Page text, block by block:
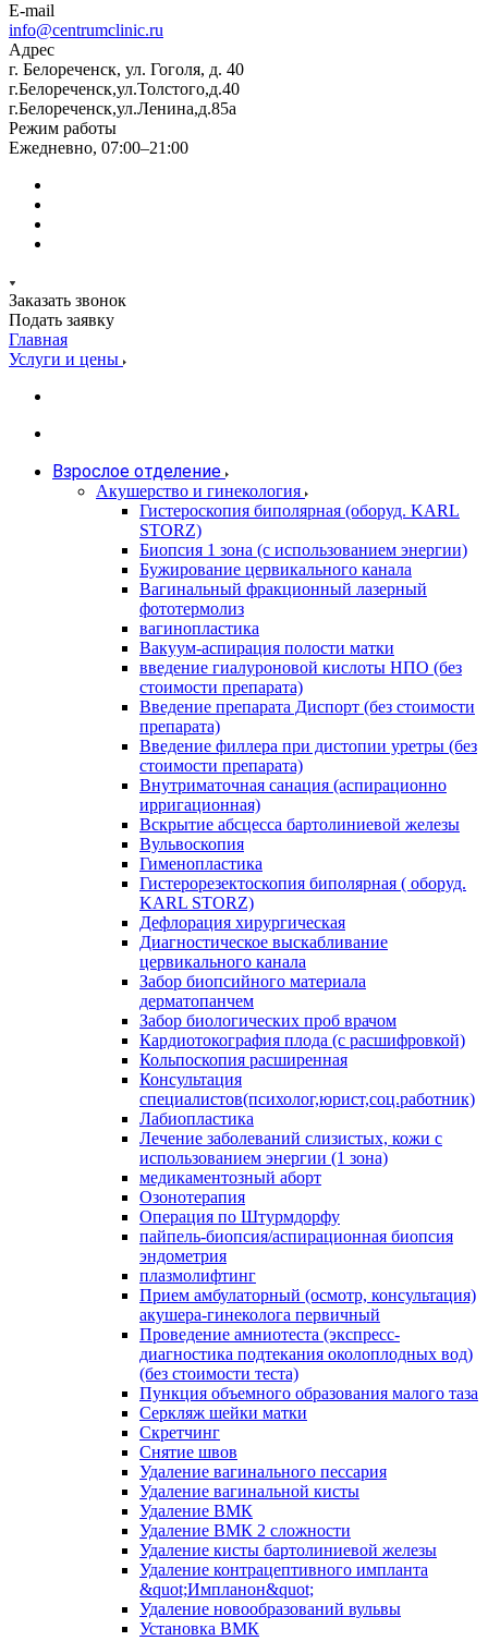
E-mail
info@centrumclinic.ru
Адрес
г. Белореченск, ул. Гоголя, д. 40
г.Белореченск,ул.Толстого,д.40
г.Белореченск,ул.Ленина,д.85а
Режим работы
Ежедневно, 07:00–21:00
Заказать звонок
Подать заявку
Главная
Услуги и цены
Взрослое отделение
Акушерство и гинекология
Гистероскопия биполярная (оборуд. KARL
STORZ)
Биопсия 1 зона (с использованием энергии)
Бужирование цервикального канала
Вагинальный фракционный лазерный
фототермолиз
вагинопластика
Вакуум-аспирация полости матки
введение гиалуроновой кислоты НПО (без
стоимости препарата)
Введение препарата Диспорт (без стоимости
препарата)
Введение филлера при дистопии уретры (без
стоимости препарата)
Внутриматочная санация (аспирационно
ирригационная)
Вскрытие абсцесса бартолиниевой железы
Вульвоскопия
Гименопластика
Гистерорезектоскопия биполярная ( оборуд.
KARL STORZ)
Дефлорация хирургическая
Диагностическое выскабливание
цервикального канала
Забор биопсийного материала
дерматопанчем
Забор биологических проб врачом
Кардиотокография плода (с расшифровкой)
Кольпоскопия расширенная
Консультация
специалистов(психолог,юрист,соц.работник)
Лабиопластика
Лечение заболеваний слизистых, кожи с
использованием энергии (1 зона)
медикаментозный аборт
Озонотерапия
Операция по Штурмдорфу
пайпель-биопсия/аспирационная биопсия
эндометрия
плазмолифтинг
Прием амбулаторный (осмотр, консультация)
акушера-гинеколога первичный
Проведение амниотеста (экспресс-
диагностика подтекания околоплодных вод)
(без стоимости теста)
Пункция объемного образования малого таза
Серкляж шейки матки
Скретчинг
Снятие швов
Удаление вагинального пессария
Удаление вагинальной кисты
Удаление ВМК
Удаление ВМК 2 сложности
Удаление кисты бартолиниевой железы
Удаление контрацептивного импланта
&quot;Импланон&quot;
Удаление новообразований вульвы
Установка ВМК